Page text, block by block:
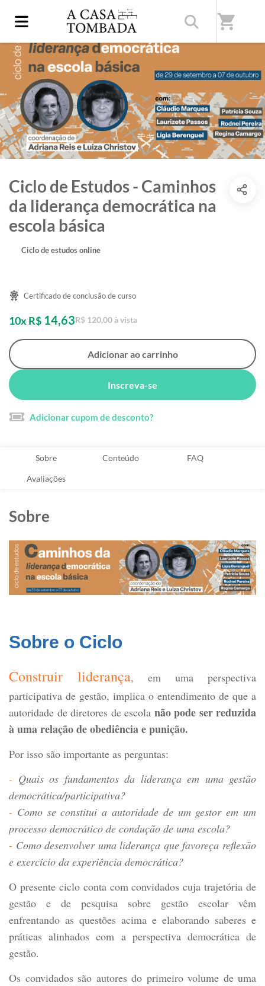
shopping_cart
Ciclo de Estudos - Caminhos
da liderança democrática na
escola básica
Ciclo de estudos online
Certificado de conclusão de curso
10x R$ 14,63R$ 120,00 à vista
Adicionar ao carrinho
Inscreva-se
Adicionar cupom de desconto?
Sobre Conteúdo FAQ
Avaliações
Sobre
Sobre o Ciclo
Construir liderança, em uma perspectiva
participativa de gestão, implica o entendimento de que a
autoridade de diretores de escola não pode ser reduzida
à uma relação de obediência e punição.
Por isso são importante as perguntas:
- Quais os fundamentos da liderança em uma gestão
democrática/participativa?
- Como se constitui a autoridade de um gestor em um
processo democrático de condução de uma escola?
- Como desenvolver uma liderança que favoreça reflexão
e exercício da experiência democrática?
O presente ciclo conta com convidados cuja trajetória de
gestão e de pesquisa sobre gestão escolar vêm
enfrentando as questões acima e elaborando saberes e
práticas alinhados com a perspectiva democrática de
gestão.
Os convidados são autores do primeiro volume de uma